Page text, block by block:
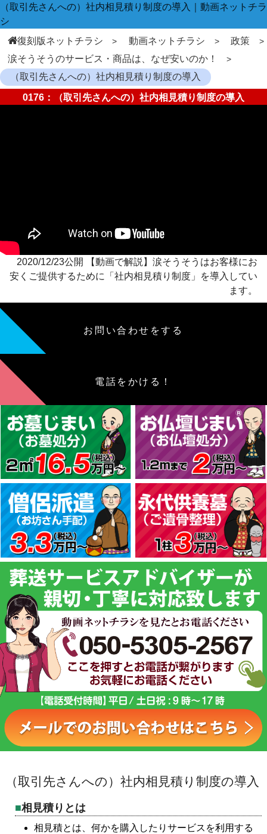
（取引先さんへの）社内相見積り制度の導入｜動画ネットチラ
シ
復刻版ネットチラシ
動画ネットチラシ
政策
涙そうそうのサービス・商品は、なぜ安いのか！
（取引先さんへの）社内相見積り制度の導入
0176：（取引先さんへの）社内相見積り制度の導入
2020/12/23公開 【動画で解説】涙そうそうはお客様にお
安くご提供するために「社内相見積り制度」を導入してい
ます。
お問い合わせをする
電話をかける！
（取引先さんへの）社内相見積り制度の導入
相見積りとは
相見積とは、何かを購入したりサービスを利用する